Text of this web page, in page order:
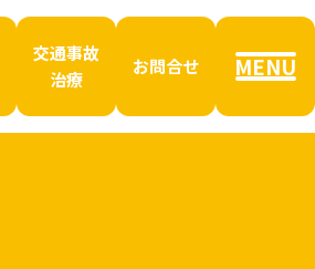
交通事故
治療
お問合せ MENU